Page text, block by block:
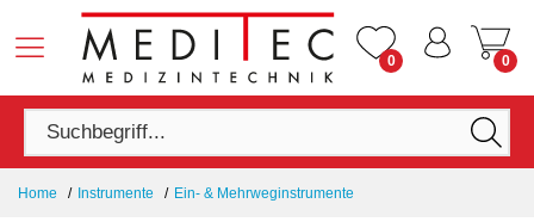
0 0
Home Instrumente Ein- & Mehrweginstrumente